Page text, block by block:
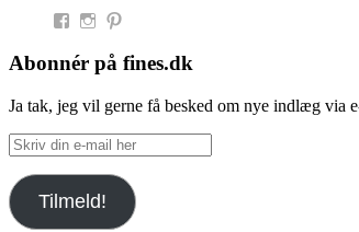
FacebookInstagram
Abonnér på fines.dk
Ja tak, jeg vil gerne få besked om nye indlæg via
Skriv
din
e-
mail
her
Tilmeld!